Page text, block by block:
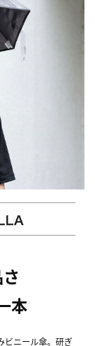
本
ビニール傘。研ぎ